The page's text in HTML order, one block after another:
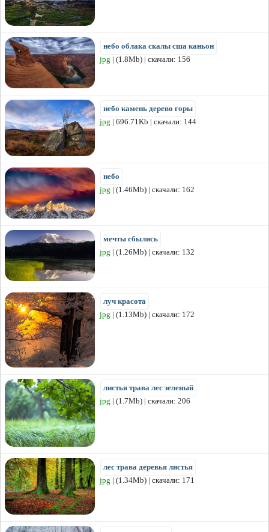
небо облака скалы сша каньон
jpg | (1.8Mb) | скачали: 156
небо камень дерево горы
jpg | 696.71Kb | скачали: 144
небо
jpg | (1.46Mb) | скачали: 162
мечты сбылись
jpg | (1.26Mb) | скачали: 132
луч красота
jpg | (1.13Mb) | скачали: 172
листья трава лес зеленый
jpg | (1.7Mb) | скачали: 206
лес трава деревья листья
jpg | (1.34Mb) | скачали: 171